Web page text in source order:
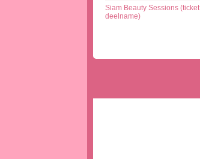
Siam Beauty Sessions (ticket
deelname)